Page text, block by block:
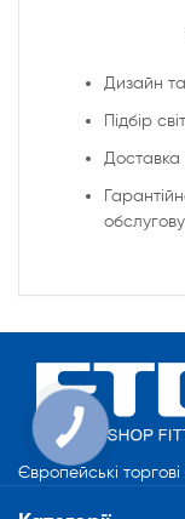
Дизайн
Підбір
Європейські